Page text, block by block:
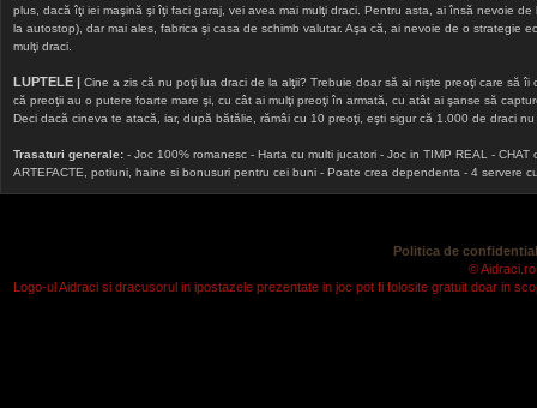
plus, dacă îţi iei maşină şi îţi faci garaj, vei avea mai mulţi draci. Pentru asta, ai însă nevoie
la autostop), dar mai ales, fabrica şi casa de schimb valutar. Aşa că, ai nevoie de o strategie
mulţi draci.
LUPTELE | Cine a zis că nu poţi lua draci de la alţii? Trebuie doar să ai nişte preoţi care să
că preoţii au o putere foarte mare şi, cu cât ai mulţi preoţi în armată, cu atât ai şanse să
Deci dacă cineva te atacă, iar, după bătălie, rămâi cu 10 preoţi, eşti sigur că 1.000 de draci
Trasaturi generale: - Joc 100% romanesc - Harta cu multi jucatori - Joc in TIMP REAL -
ARTEFACTE, potiuni, haine si bonusuri pentru cei buni - Poate crea dependenta - 4 servere
Politica de
©
Logo-ul Aidraci si dracusorul in ipostazele prezentate in joc pot fi folosite gratuit doar in